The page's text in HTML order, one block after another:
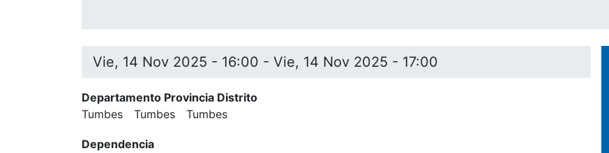
Vie, 14 Nov 2025 - 16:00 - Vie, 14 Nov 2025 - 17:00
Departamento Provincia Distrito
Tumbes
Tumbes Tumbes
Dependencia